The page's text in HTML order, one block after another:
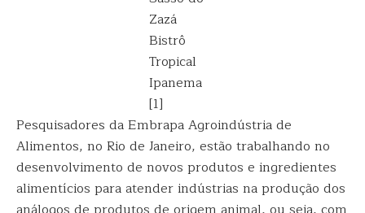
Zazá
Bistrô
Tropical
Ipanema
[1]
Pesquisadores da Embrapa Agroindústria de
Alimentos, no Rio de Janeiro, estão trabalhando no
desenvolvimento de novos produtos e ingredientes
alimentícios para atender indústrias na produção dos